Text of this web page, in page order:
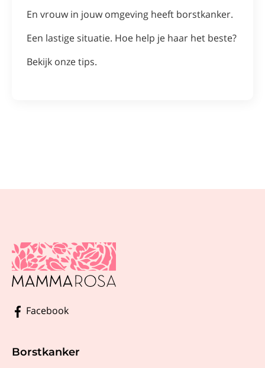
En vrouw in jouw omgeving heeft borstkanker.
Een lastige situatie. Hoe help je haar het beste?
Bekijk onze tips.
Facebook
Borstkanker